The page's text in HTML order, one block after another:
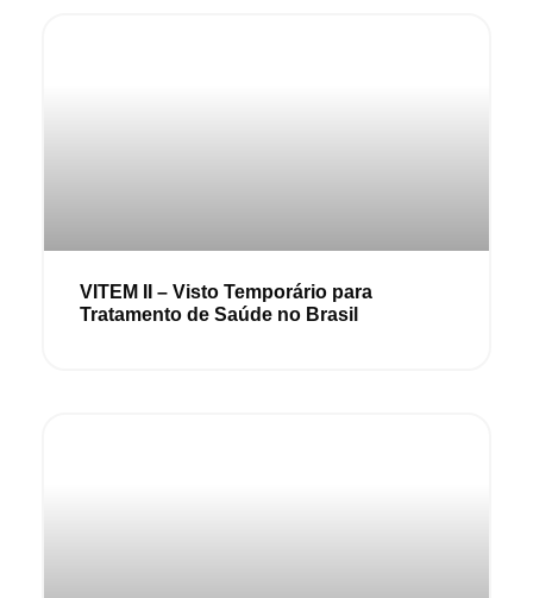
VITEM II – Visto Temporário para
Tratamento de Saúde no Brasil